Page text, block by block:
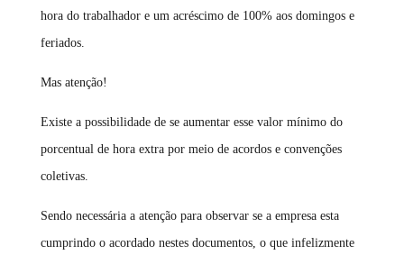
hora do trabalhador e um acréscimo de 100% aos domingos e
feriados.
Mas atenção!
Existe a possibilidade de se aumentar esse valor mínimo do
porcentual de hora extra por meio de acordos e convenções
coletivas.
Sendo necessária a atenção para observar se a empresa esta
cumprindo o acordado nestes documentos, o que infelizmente